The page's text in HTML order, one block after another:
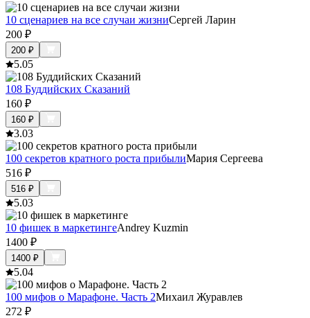
10 сценариев на все случаи жизниСергей Ларин
200 ₽
200 ₽
5.05
108 Буддийских Сказаний
160 ₽
160 ₽
3.03
100 секретов кратного роста прибылиМария Сергеева
516 ₽
516 ₽
5.03
10 фишек в маркетингеAndrey Kuzmin
1400 ₽
1400 ₽
5.04
100 мифов о Марафоне. Часть 2Михаил Журавлев
272 ₽